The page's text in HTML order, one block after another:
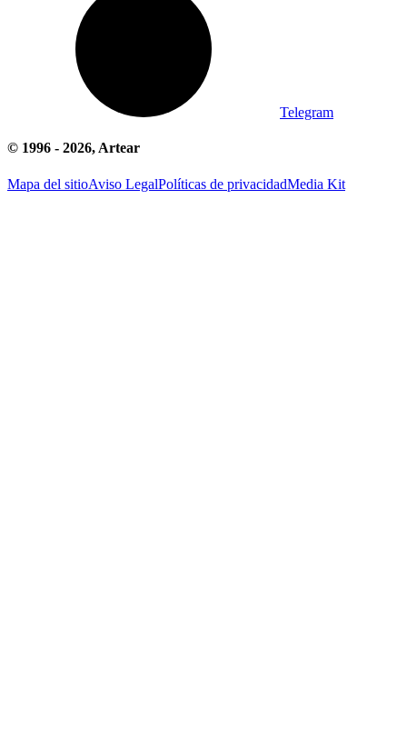
Telegram
© 1996 - 2026, Artear
Mapa del sitioAviso LegalPolíticas de privacidadMedia Kit